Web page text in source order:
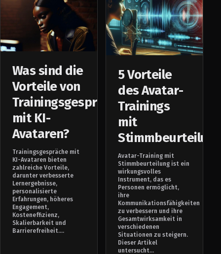
Was sind die
Vorteile von
Trainingsgesprächen
mit KI-
Avataren?
Trainingsgespräche mit
KI-Avataren bieten
zahlreiche Vorteile,
darunter verbesserte
Lernergebnisse,
personalisierte
Erfahrungen, höheres
Engagement,
Kosteneffizienz,
Skalierbarkeit und
Barrierefreiheit....
5 Vorteile
des Avatar-
Trainings
mit
Avatar-Training mit
Stimmbeurteilung ist ein
wirkungsvolles
Instrument, das es
Personen ermöglicht,
ihre
Kommunikationsfähigkeiten
zu verbessern und ihre
Gesamtwirksamkeit in
verschiedenen
Situationen zu steigern.
Dieser Artikel
untersucht...